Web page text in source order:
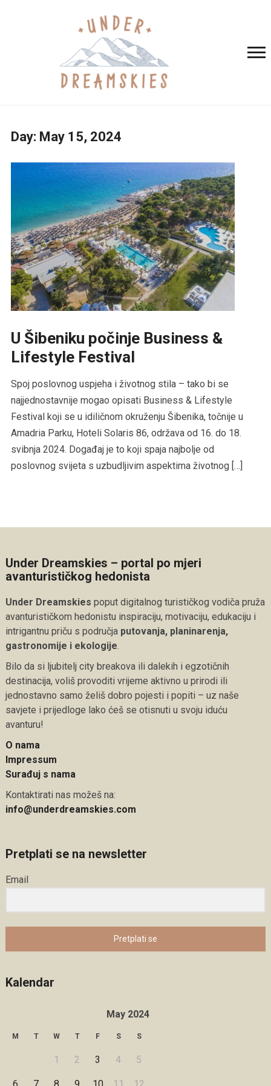
Day: May 15, 2024
U Šibeniku počinje Business &
Lifestyle Festival
Spoj poslovnog uspjeha i životnog stila – tako bi se
najjednostavnije mogao opisati Business & Lifestyle
Festival koji se u idiličnom okruženju Šibenika, točnije u
Amadria Parku, Hoteli Solaris 86, održava od 16. do 18.
svibnja 2024. Događaj je to koji spaja najbolje od
poslovnog svijeta s uzbudljivim aspektima životnog […]
Under Dreamskies – portal po mjeri
avanturističkog hedonista
Under Dreamskies poput digitalnog turističkog vodiča pruža
avanturističkom hedonistu inspiraciju, motivaciju, edukaciju i
intrigantnu priču s područja putovanja, planinarenja,
gastronomije i ekologije.
Bilo da si ljubitelj city breakova ili dalekih i egzotičnih
destinacija, voliš provoditi vrijeme aktivno u prirodi ili
jednostavno samo želiš dobro pojesti i popiti – uz naše
savjete i prijedloge lako ćeš se otisnuti u svoju iduću
avanturu!
O nama
Impressum
Surađuj s nama
Kontaktirati nas možeš na:
info@underdreamskies.com
Pretplati se na newsletter
Email
Pretplati se
Kalendar
May 2024
M T W T F S S
1 2 3 4 5
6 7 8 9 10 11 12